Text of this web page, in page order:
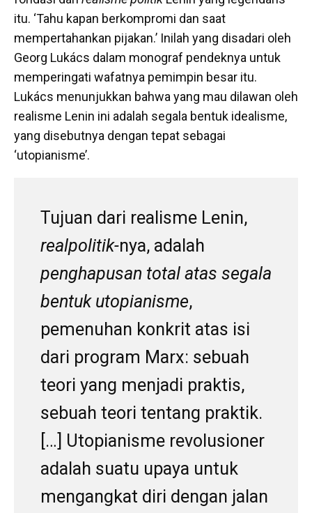
itu. ‘Tahu kapan berkompromi dan saat
mempertahankan pijakan.’ Inilah yang disadari oleh
Georg Lukács dalam monograf pendeknya untuk
memperingati wafatnya pemimpin besar itu.
Lukács menunjukkan bahwa yang mau dilawan oleh
realisme Lenin ini adalah segala bentuk idealisme,
yang disebutnya dengan tepat sebagai
‘utopianisme’.
Tujuan dari realisme Lenin,
realpolitik-nya, adalah
penghapusan total atas segala
bentuk utopianisme,
pemenuhan konkrit atas isi
dari program Marx: sebuah
teori yang menjadi praktis,
sebuah teori tentang praktik.
[…] Utopianisme revolusioner
adalah suatu upaya untuk
mengangkat diri dengan jalan